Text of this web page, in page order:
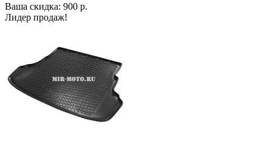
Ваша скидка: 900 р.
Лидер продаж!